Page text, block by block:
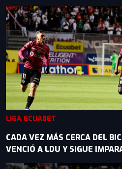
LIGA ECUABET
CADA VEZ MÁS CERCA DEL
VENCIÓ A LDU Y SIGUE